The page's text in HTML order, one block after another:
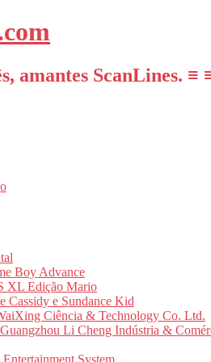
amantes ScanLines. ≡
Boy Advance
XL Edição Mario
Cassidy e Sundance Kid
Ciência & Technology Co. Ltd.
Li Cheng Indústria &